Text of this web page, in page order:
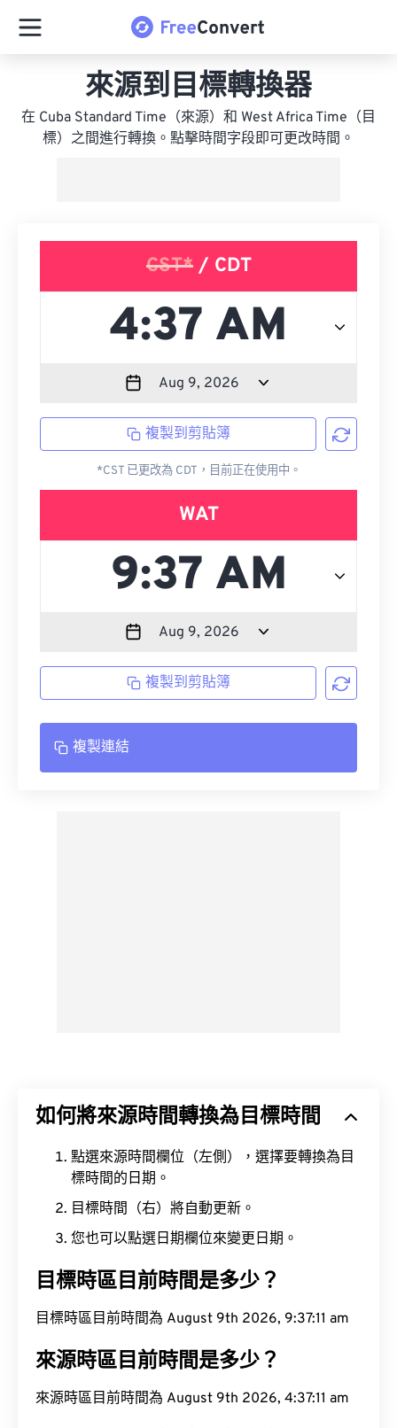
來源到目標轉換器
在 Cuba Standard Time（來源）和 West Africa Time（目
標）之間進行轉換。點擊時間字段即可更改時間。
CST*/ CDT
複製到剪貼簿
*CST 已更改為 CDT，目前正在使用中。
WAT
複製到剪貼簿
複製連結
如何將來源時間轉換為目標時間
點選來源時間欄位（左側），選擇要轉換為目
標時間的日期。
目標時間（右）將自動更新。
您也可以點選日期欄位來變更日期。
目標時區目前時間是多少？
目標時區目前時間為 August 9th 2026, 9:37:12 am
來源時區目前時間是多少？
來源時區目前時間為 August 9th 2026, 4:37:12 am